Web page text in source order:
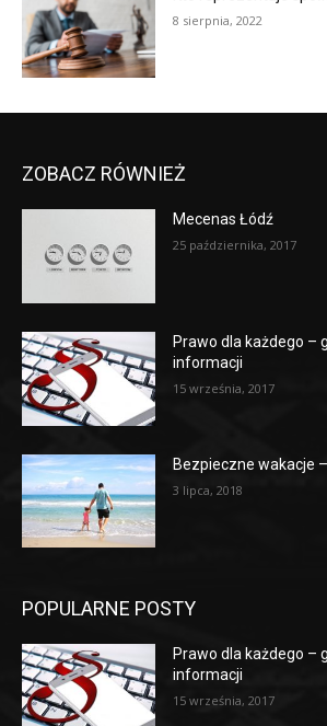
8 sierpnia, 2022
ZOBACZ RÓWNIEŻ
Mecenas Łódź
25 października, 2017
Prawo dla każdego –
informacji
15 września, 2017
Bezpieczne wakacje
3 lipca, 2018
POPULARNE POSTY
Prawo dla każdego –
informacji
15 września, 2017